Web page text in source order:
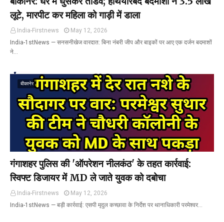
लूटे, मारपीट कर महिला को गाड़ी में डाला
India-Firstnews
May 12, 2026
India-1stNews ​— सनसनीखेज वारदात: बिना नंबरी जीप और बाइकों पर आए एक दर्जन बदमाशों
ने…
बीकानेर
गंगाशहर पुलिस की 'ऑपरेशन नीलकंठ' के तहत कार्रवाई:
स्विफ्ट डिजायर में MD ले जाते युवक को दबोचा
India-Firstnews
May 12, 2026
India-1stNews ​— बड़ी कार्रवाई: एसपी मृदुल कच्छावा के निर्देश पर थानाधिकारी परमेश्वर…